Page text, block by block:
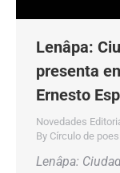
Lenâpa:
presenta
Ernesto
Novedades
By Círculo de
Lenâpa: